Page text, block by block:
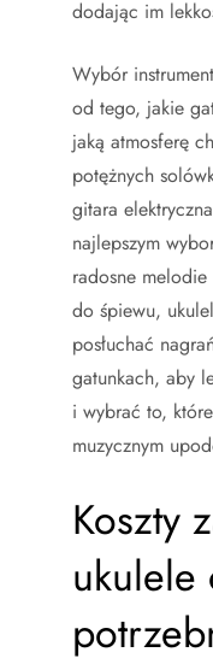
dodając im
Wybór
od tego, jakie
jaką atmosferę
potężnych
gitara
najlepszym
radosne
do śpiewu,
posłuchać
gatunkach, aby
i wybrać to,
muzycznym
Koszty
ukulele